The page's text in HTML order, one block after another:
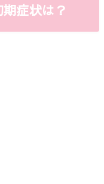
症状は？